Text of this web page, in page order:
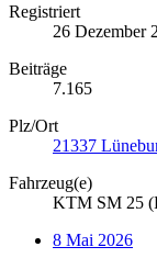
Registriert
26 Dezember
Beiträge
7.165
Plz/Ort
21337
Fahrzeug(e)
KTM SM 25
8 Mai 2026